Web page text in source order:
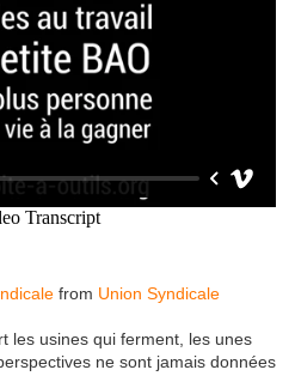
from Union Syndicale
les usines qui ferment, les unes
ne sont jamais données